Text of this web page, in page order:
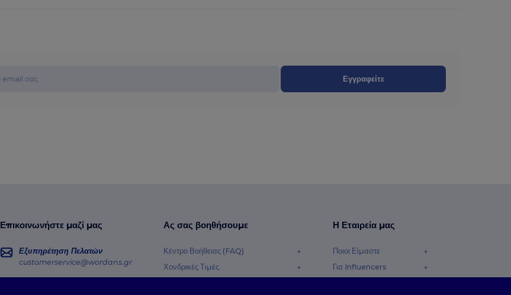
Εγγραφείτε
Επικοινωνήστε μαζί μας
Εξυπηρέτηση Πελατών
customerservice@wordans.gr
Ας σας βοηθήσουμε
Κέντρο Βοήθειας (FAQ)
Χονδρικές Τιμές
Η Εταιρεία μας
Ποιοι Είμαστε
Για Influencers